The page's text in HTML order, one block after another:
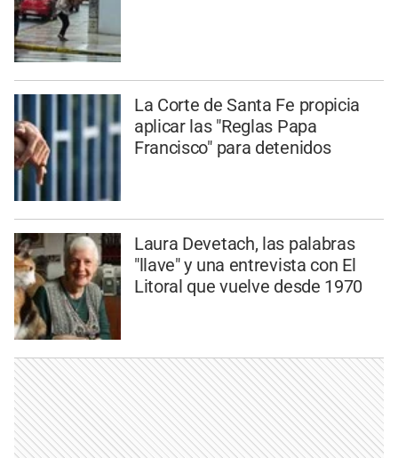
La Corte de Santa Fe propicia
aplicar las "Reglas Papa
Francisco" para detenidos
Laura Devetach, las palabras
"llave" y una entrevista con El
Litoral que vuelve desde 1970